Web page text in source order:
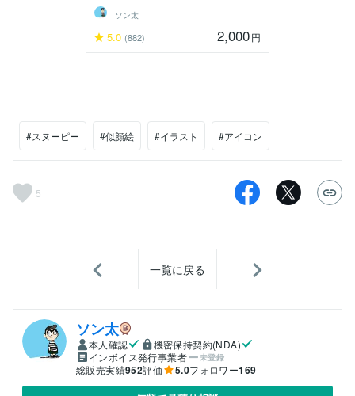
ソン太
5.0 (882) 2,000円
#スヌーピー #似顔絵 #イラスト #アイコン
5
一覧に戻る
ソン太
本人確認
機密保持契約(NDA)
インボイス発行事業者
未登録
総販売実績952評価 5.0フォロワー169